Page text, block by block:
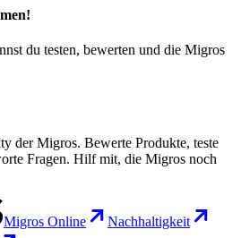
du testen, bewerten und die Migros
der Migros. Bewerte Produkte, teste
Fragen. Hilf mit, die Migros noch
Migros Online
Nachhaltigkeit